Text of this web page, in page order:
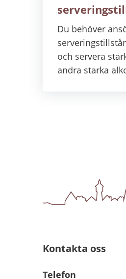
Du behöver
och servera
andra starka
Kontakta oss
Telefon